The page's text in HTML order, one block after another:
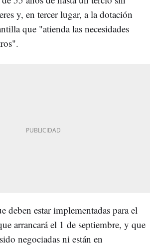
y, en tercer lugar, a la dotación
que "atienda las necesidades
deben estar implementadas para el
arrancará el 1 de septiembre, y que
negociadas ni están en